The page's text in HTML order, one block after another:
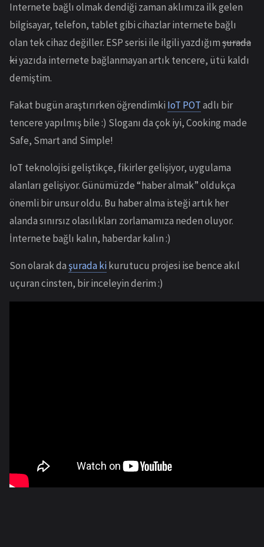
Internete bağlı olmak dendiği zaman aklımıza ilk gelen
bilgisayar, telefon, tablet gibi cihazlar internete bağlı
olan tek cihaz değiller. ESP serisi ile ilgili yazdığımşurada
kiyazıda internete bağlanmayan artık tencere, ütü kaldı
demiştim.
Fakat bugün araştırırken öğrendimki IoT POTadlı bir
tencere yapılmış bile :) Sloganı da çok iyi, Cooking made
Safe, Smart and Simple!
IoT teknolojisi geliştikçe, fikirler gelişiyor, uygulama
alanları gelişiyor. Günümüzde “haber almak” oldukça
önemli bir unsur oldu. Bu haber alma isteği artık her
alanda sınırsız olasılıkları zorlamamıza neden oluyor.
İnternete bağlı kalın, haberdar kalın :)
Son olarak daşurada kikurutucu projesi ise bence akıl
uçuran cinsten, bir inceleyin derim :)